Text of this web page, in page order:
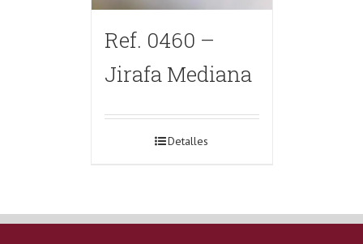
Ref. 0460 –
Jirafa Mediana
Detalles